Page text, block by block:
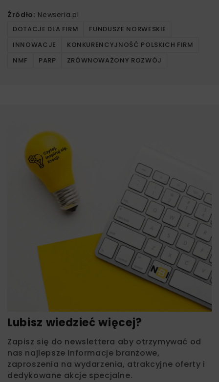
Źródło: Newseria.pl
DOTACJE DLA FIRM
FUNDUSZE NORWESKIE
INNOWACJE
KONKURENCYJNOŚĆ POLSKICH FIRM
NMF
PARP ZRÓWNOWAŻONY ROZWÓJ
Lubisz wiedzieć więcej?
Zapisz się do newslettera aby otrzymywać od
nas najlepsze informacje branżowe,
zaproszenia na wydarzenia, atrakcyjne oferty i
dedykowane akcje specjalne.